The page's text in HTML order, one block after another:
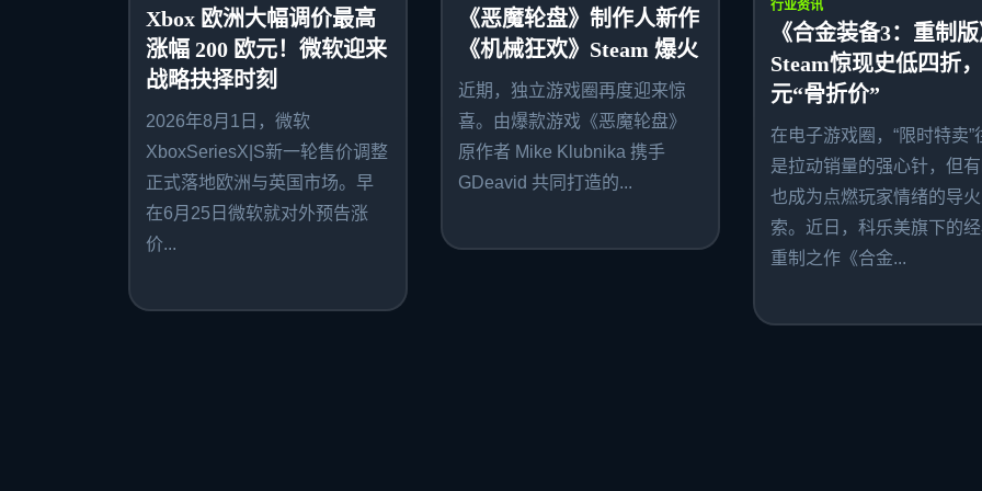
Xbox 欧洲大幅调价最高
涨幅 200 欧元！微软迎来
战略抉择时刻
2026年8月1日，微软
XboxSeriesX|S新一轮售价调整
正式落地欧洲与英国市场。早
在6月25日微软就对外预告涨
价...
《恶魔轮盘》制作人新作
《机械狂欢》Steam 爆火
近期，独立游戏圈再度迎来惊
喜。由爆款游戏《恶魔轮盘》
原作者 Mike Klubnika 携手
GDeavid 共同打造的...
行业资讯
《合金装备3：重制版
Steam惊现史低四折
元“骨折价”
在电子游戏圈，“限时特卖”
是拉动销量的强心针，但
也成为点燃玩家情绪的导火
索。近日，科乐美旗下的
重制之作《合金...